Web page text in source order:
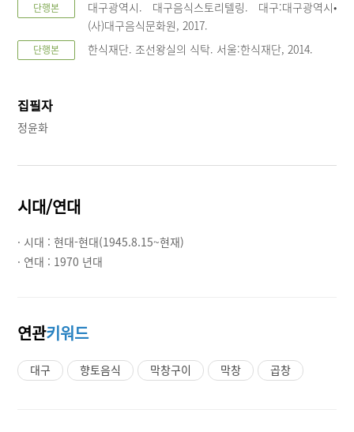
단행본
대구광역시. 대구음식스토리텔링. 대구:대구광역시•
(사)대구음식문화원, 2017.
단행본 한식재단. 조선왕실의 식탁. 서울:한식재단, 2014.
집필자
정윤화
시대/연대
· 시대 :현대-현대(1945.8.15~현재)
· 연대 : 1970 년대
연관키워드
대구 향토음식 막창구이 막창 곱창